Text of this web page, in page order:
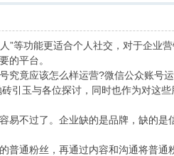
功能更适合个人社交，对于企业
的平台。
竟应该怎么样运营?微信公众账号
引玉与各位探讨，同时也作为对这些
不过了。企业缺的是品牌，缺的是
通粉丝，再通过内容和沟通将普通